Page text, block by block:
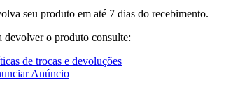
seu produto em até 7 dias do recebimento.
devolver o produto consulte:
de trocas e devoluções
Anúncio